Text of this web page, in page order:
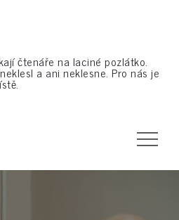
čtenáře na laciné pozlátko.
a ani neklesne. Pro nás je
Menu